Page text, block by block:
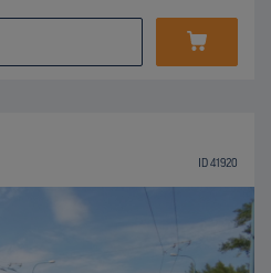
ID 41920